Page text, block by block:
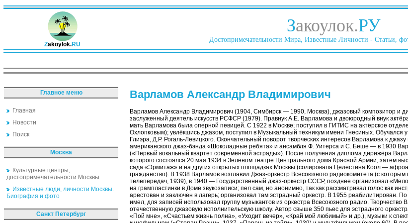
Zakoylok.RU
Закоулок.РУ
Достопримечательности Мира, Известные Личности - Статьи,
Главное меню
Главная
Новости
Поиск
Москва
Культурные центры,
достопримечательности Москвы
Известные люди, личности Москвы.
Биография и фото
Санкт Петербург
Варламов Александр Владимирович
Варламов Александр Владимирович (1904, Симбирск — 1990, Москва), джазовый композитор и
заслуженный деятель искусств РСФСР (1979). Правнук А.Е. Варламова и двоюродный внук
мать Варламова была оперной певицей. С 1922 в Москве; поступил в ГИТИС на актёрское
Охлопковым); увлёкшись джазом, поступил в Музыкальный техникум имени Гнесиных. Обучался
Глиэра, Д.Р. Рогаль-Левицкого. Окончательный поворот творческих интересов Варламова к
американского джаз-бэнда «Шоколадные ребята» и ансамбля Ф. Уитерса и С. Беше — в 1930
(«Первый вокальный квартет современной эстрады»). После получения диплома дирижёра
которого состоялся 20 мая 1934 в Зелёном театре Центрального дома Красной Армии, затем
сада «Эрмитаж» и на других открытых площадках Москвы (солировала Целестина Коол —
гражданство). В 1938 Варламов возглавил Джаз-оркестр Всесоюзного радиокомитета (с
телепередач, 1939), в 1940 — Государственный джаз-оркестр СССР, позднее организовал
на грампластинки в Доме звукозаписи; пел сам, но анонимно, так как рассматривал голос как
арестован и заключён в лагерь; организовал там эстрадный оркестр. В 1955 реабилитирован.
имел, для записей использовал группу музыкантов из оркестра Всесоюзного радио.
отечественную джазовую исполнительскую школу. Автор свыше 350 пьес для эстрадного
«Пой мне», «Счастьем жизнь полна», «Уходит вечер», «Край мой любимый» и др.), музыки к